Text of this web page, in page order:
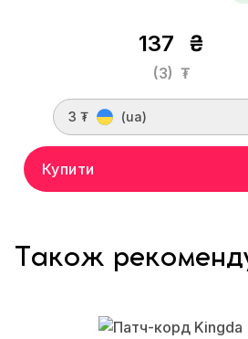
137 ₴
(3) ₮
3 ₮ (ua)
Купити
Також